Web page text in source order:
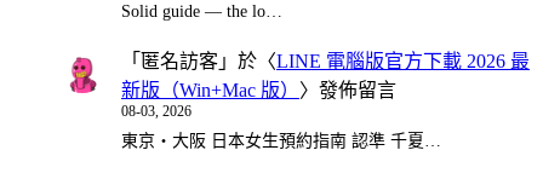
Solid guide — the lo…
「 匿名訪客 」於〈LINE 電腦版官方下載 2026 最
新版（Win+Mac 版） 〉發佈留言
08-03, 2026
東京・大阪 日本女生預約指南 認準 千夏…